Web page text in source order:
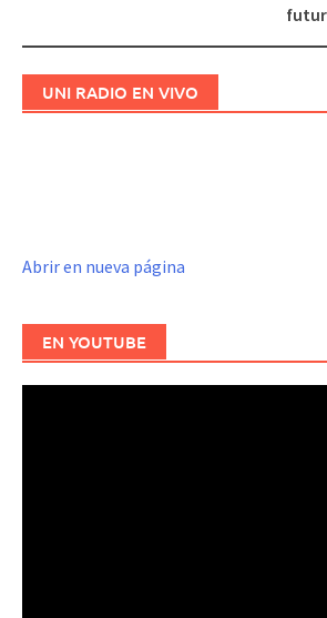
UNI RADIO EN VIVO
Abrir en nueva página
EN YOUTUBE